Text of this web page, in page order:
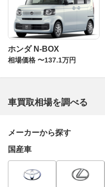
ホンダ N-BOX
相場価格 〜137.1万円
車買取相場を調べる
メーカーから探す
国産車